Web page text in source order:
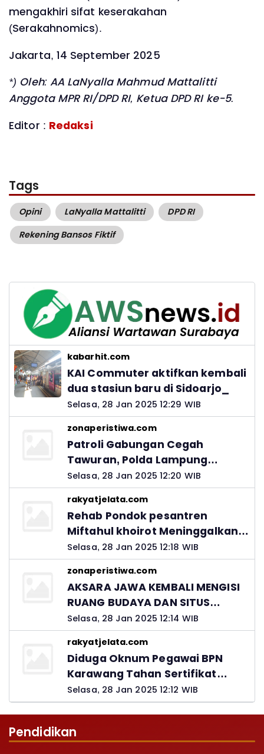
mengakhiri sifat keserakahan
(Serakahnomics).
Jakarta, 14 September 2025
*) Oleh: AA LaNyalla Mahmud Mattalitti
Anggota MPR RI/DPD RI, Ketua DPD RI ke-5.
Editor : Redaksi
Tags
Opini LaNyalla Mattalitti
DPD RI
Rekening Bansos Fiktif
kabarhit.com
KAI Commuter aktifkan kembali
dua stasiun baru di Sidoarjo_
Selasa, 28 Jan 2025 12:29 WIB
zonaperistiwa.com
Patroli Gabungan Cegah
Tawuran, Polda Lampung
Ingatkan Peran Orang Tua
Selasa, 28 Jan 2025 12:20 WIB
rakyatjelata.com
Rehab Pondok pesantren
Miftahul khoirot Meninggalkan
Hutang Ke Material, Mantan
Kadis PUPR Harus Bertanggung
Jawab
Selasa, 28 Jan 2025 12:18 WIB
zonaperistiwa.com
AKSARA JAWA KEMBALI MENGISI
RUANG BUDAYA DAN SITUS
LELUHUR NUSANTARA
Selasa, 28 Jan 2025 12:14 WIB
rakyatjelata.com
Diduga Oknum Pegawai BPN
Karawang Tahan Sertifikat
Pemohon PTSL
Selasa, 28 Jan 2025 12:12 WIB
Pendidikan